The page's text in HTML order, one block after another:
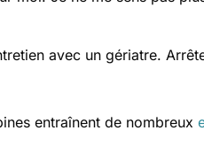
avec un gériatre.
entraînent de nombreux